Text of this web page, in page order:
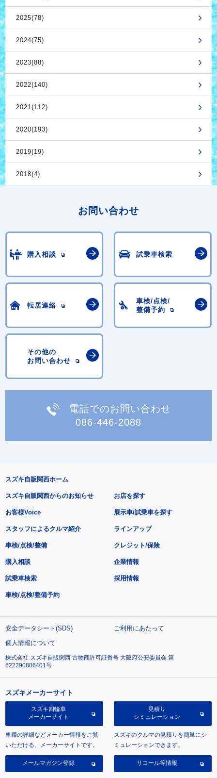
2025(78)
2024(75)
2023(88)
2022(140)
2021(112)
2020(193)
2019(19)
2018(4)
お問い合わせ
購入相談 試乗車検索
転居連絡
車検/点検/
整備予約
その他の
お問い合わせ
電話でのお問い合わせ
086-446-2088
スズキ自販関西ホーム
スズキ自販関西からのお知らせ
お客様Voice
スタッフによるクルマ紹介
お店を探す
展示車/試乗車を探す
ラインアップ
車検/点検/整備 クレジット/保険
購入相談
試乗車検索
車検/点検/整備予約
企業情報
採用情報
安全データシート(SDS)
ご利用にあたって
個人情報について
株式会社 スズキ自販関西 古物商許可証番号 大阪府公安委員会 第
622290806401号
スズキメーカーサイト
スズキ四輪車
メーカーサイト
車種の詳細などメーカー情報をご覧
いただける、メーカーサイトです。
見積り
シミュレーション
スズキのクルマの見積りを簡単にシ
ミュレーションできます。
メールマガジン登録 リコール等情報